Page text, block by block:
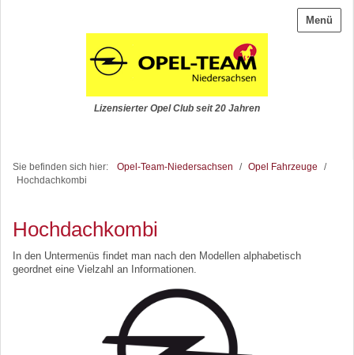
Menü
Lizensierter Opel Club seit 20 Jahren
Sie befinden sich hier: Opel-Team-Niedersachsen / Opel Fahrzeuge
/
Hochdachkombi
Hochdachkombi
In den Untermenüs findet man nach den Modellen alphabetisch
geordnet eine Vielzahl an Informationen.